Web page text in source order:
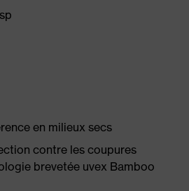
en milieux secs
contre les coupures
brevetée uvex Bamboo